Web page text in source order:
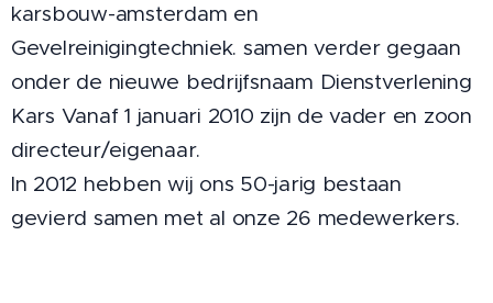
karsbouw-amsterdam en
Gevelreinigingtechniek. samen verder gegaan
onder de nieuwe bedrijfsnaam Dienstverlening
Kars Vanaf 1 januari 2010 zijn de vader en zoon
directeur/eigenaar.
In 2012 hebben wij ons 50-jarig bestaan
gevierd samen met al onze 26 medewerkers.